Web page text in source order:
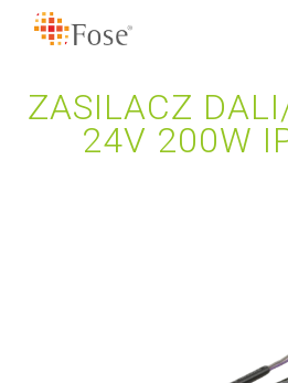
ZASILACZ
24V 200W